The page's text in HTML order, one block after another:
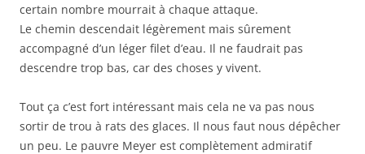
certain nombre mourrait à chaque attaque.
Le chemin descendait légèrement mais sûrement
accompagné d’un léger filet d’eau. Il ne faudrait pas
descendre trop bas, car des choses y vivent.
Tout ça c’est fort intéressant mais cela ne va pas nous
sortir de trou à rats des glaces. Il nous faut nous dépêcher
un peu. Le pauvre Meyer est complètement admiratif